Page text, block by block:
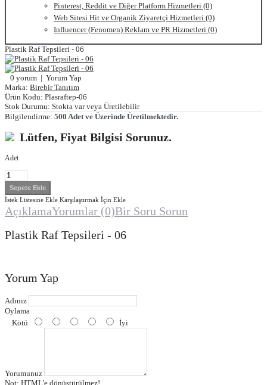
Pinterest, Reddit ve Diğer Platform Hizmetleri (0)
Web Sitesi Hit ve Organik Ziyaretçi Hizmetleri (0)
Influencer (Fenomen) Reklam ve PR Hizmetleri (0)
Plastik Raf Tepsileri - 06
0 yorum | Yorum Yap
Marka: Birebir Tanıtım
Ürün Kodu: Plasraftep-06
Stok Durumu: Stokta var veya Üretilebilir
Bilgilendirme: 500 Adet ve Üzerinde Üretilmektedir.
Lütfen, Fiyat Bilgisi Sorunuz.
Adet
İstek Listesine Ekle Karşılaştırmak İçin Ekle
AçıklamaYorumlar (0)Bir Soru Sorun
Plastik Raf Tepsileri - 06
Yorum Yap
Adınız
Oylama
Kötü
İyi
Yorumunuz
Not: HTML'e dönüştürülmez!